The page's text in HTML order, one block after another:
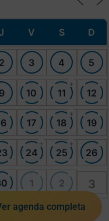
V S D
2 3 4 5
9 10 11
+
12
17 18
+
19
24
+
25
+
26
1 2 3
agenda completa